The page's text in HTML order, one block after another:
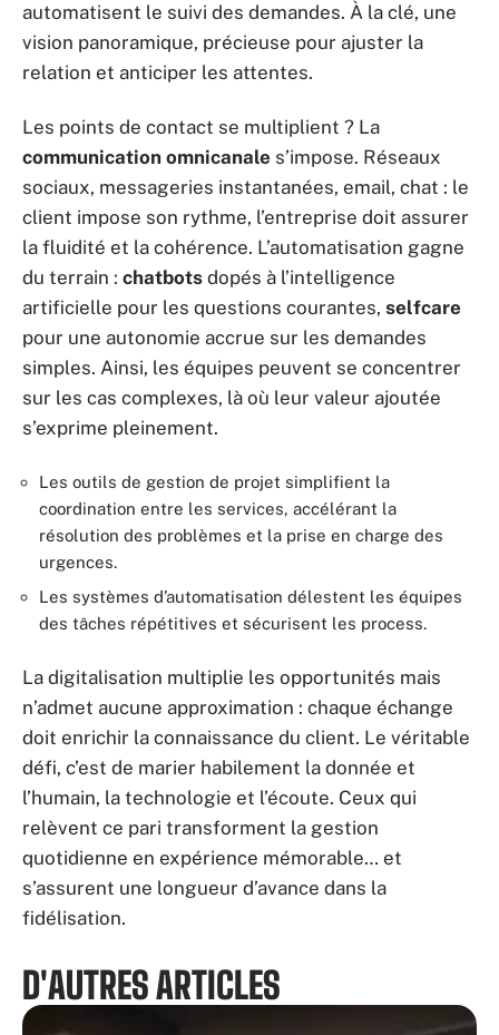
automatisent le suivi des demandes. À la clé, une
vision panoramique, précieuse pour ajuster la
relation et anticiper les attentes.
Les points de contact se multiplient ? La
communication omnicanale s’impose. Réseaux
sociaux, messageries instantanées, email, chat : le
client impose son rythme, l’entreprise doit assurer
la fluidité et la cohérence. L’automatisation gagne
du terrain : chatbots dopés à l’intelligence
artificielle pour les questions courantes, selfcare
pour une autonomie accrue sur les demandes
simples. Ainsi, les équipes peuvent se concentrer
sur les cas complexes, là où leur valeur ajoutée
s’exprime pleinement.
Les outils de gestion de projet simplifient la
coordination entre les services, accélérant la
résolution des problèmes et la prise en charge des
urgences.
Les systèmes d’automatisation délestent les équipes
des tâches répétitives et sécurisent les process.
La digitalisation multiplie les opportunités mais
n’admet aucune approximation : chaque échange
doit enrichir la connaissance du client. Le véritable
défi, c’est de marier habilement la donnée et
l’humain, la technologie et l’écoute. Ceux qui
relèvent ce pari transforment la gestion
quotidienne en expérience mémorable… et
s’assurent une longueur d’avance dans la
fidélisation.
D'AUTRES ARTICLES